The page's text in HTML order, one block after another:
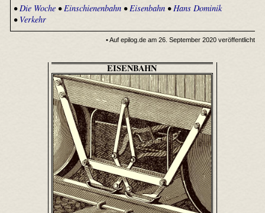
•Die Woche•Einschienenbahn •Eisenbahn•Hans Dominik
• Verkehr
• Auf epilog.de am 26. September 2020 veröffentlicht
EISENBAHN